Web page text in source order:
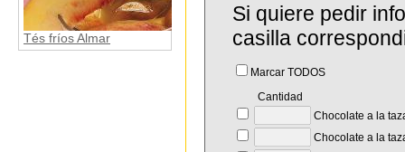
Tés fríos Almar
Si quiere pedir
casilla
Marcar TODOS
Cantidad
Chocolate a la
Chocolate a la